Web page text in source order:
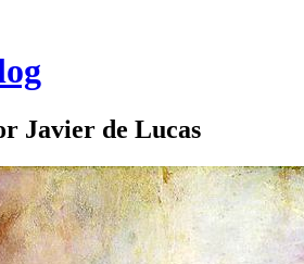
Javier de Lucas